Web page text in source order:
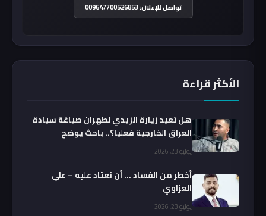
تواصل للإعلان: 009647700526853
الأكثر قراءة
هل تعيد زيارة الزيدي لطهران صياغة سيادة
العراق الخارجية فعليا؟.. باحث يوضح
يوليو 23, 2026
أخطر من الفساد … أن نعتاد عليه – علي
العزاوي
يوليو 23, 2026